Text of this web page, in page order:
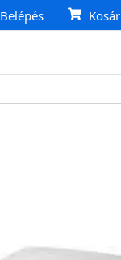
Belépés Kosár